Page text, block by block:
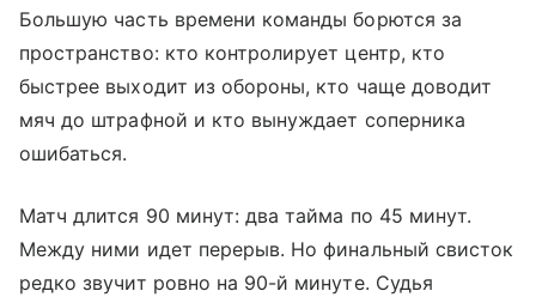
Большую часть времени команды борются за
пространство: кто контролирует центр, кто
быстрее выходит из обороны, кто чаще доводит
мяч до штрафной и кто вынуждает соперника
ошибаться.
Матч длится 90 минут: два тайма по 45 минут.
Между ними идет перерыв. Но финальный свисток
редко звучит ровно на 90-й минуте. Судья